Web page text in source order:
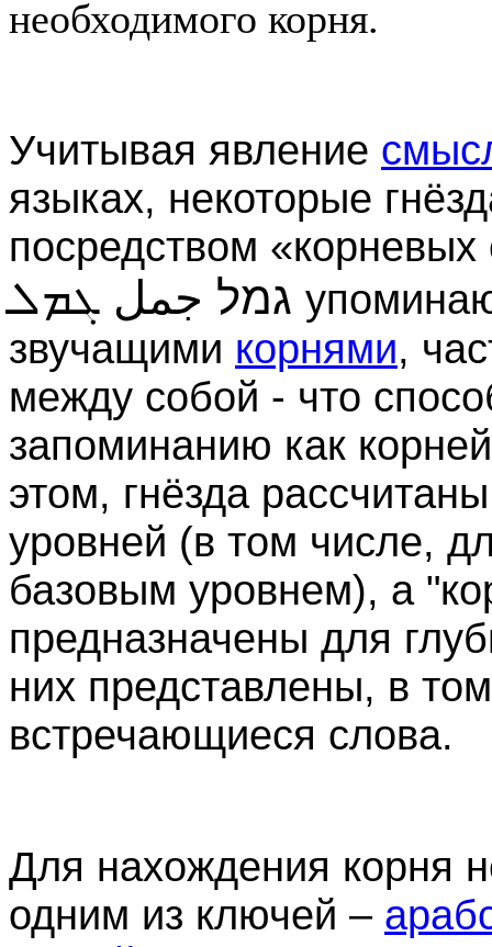
необходимого корня.
Учитывая явление
языках, некоторые
посредством
גמל جمل
звучащими корнями,
между собой - что
запоминанию как
этом, гнёзда
уровней (в том числе,
базовым уровнем), а
предназначены для
них представлены, в
встречающиеся слова.
Для нахождения корня
одним из ключей –